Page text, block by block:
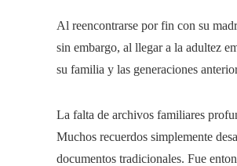
Al reencontrarse por fin con su
sin embargo, al llegar a la adultez
su familia y las generaciones
La falta de archivos familiares
Muchos recuerdos simplemente
documentos tradicionales. Fue